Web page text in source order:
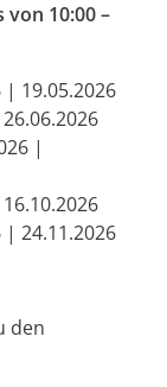
von 10:00 –
| 19.05.2026
|
| 24.11.2026
den